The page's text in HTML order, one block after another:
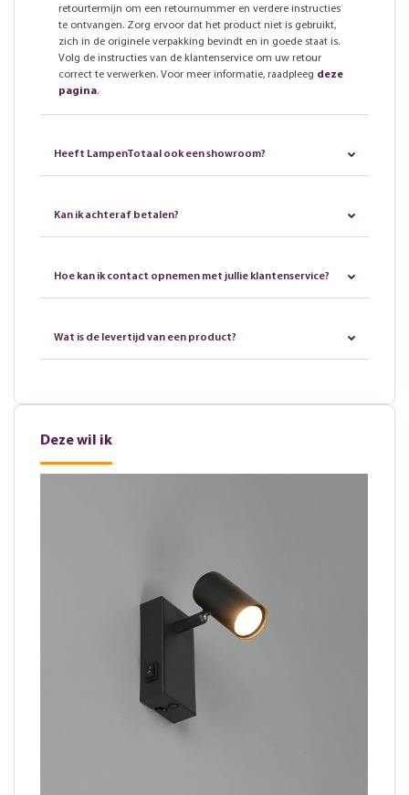
retourtermijn om een retournummer en verdere instructies
te ontvangen. Zorg ervoor dat het product niet is gebruikt,
zich in de originele verpakking bevindt en in goede staat is.
Volg de instructies van de klantenservice om uw retour
correct te verwerken. Voor meer informatie, raadpleeg deze
pagina.
Heeft LampenTotaal ook een showroom?
Kan ik achteraf betalen?
Hoe kan ik contact opnemen met jullie klantenservice?
Wat is de levertijd van een product?
Deze wil ik